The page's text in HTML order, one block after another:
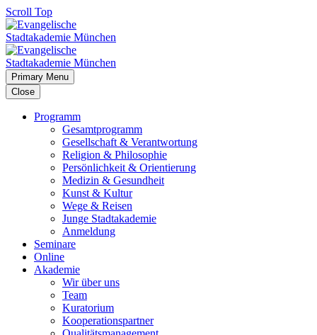
Scroll Top
Primary Menu
Close
Programm
Gesamtprogramm
Gesellschaft & Verantwortung
Religion & Philosophie
Persönlichkeit & Orientierung
Medizin & Gesundheit
Kunst & Kultur
Wege & Reisen
Junge Stadtakademie
Anmeldung
Seminare
Online
Akademie
Wir über uns
Team
Kuratorium
Kooperationspartner